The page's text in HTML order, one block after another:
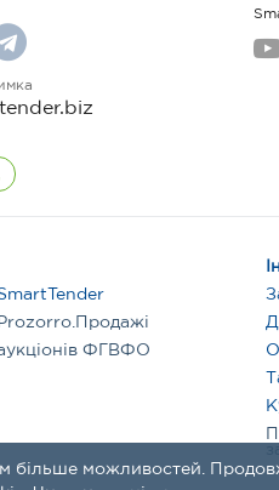
можливостей.
ФГВФО